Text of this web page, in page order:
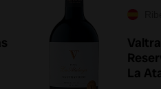
La